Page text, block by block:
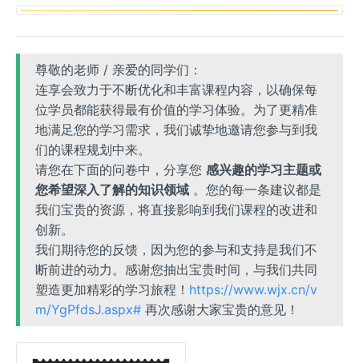
尊敬的老师 / 亲爱的同学们：
连享会致力于不断优化和丰富课程内容，以确保每
位学员都能获得最有价值的学习体验。为了更精准
地满足您的学习需求，我们诚挚地邀请您参与到我
们的课程规划中来。
请您在下面的问卷中，分享您感兴趣的学习主题或
您希望深入了解的知识领域 。您的每一条建议都是
我们宝贵的资源，将直接影响到我们课程的改进和
创新。
我们期待您的反馈，因为您的参与和支持是我们不
断前进的动力。感谢您抽出宝贵时间，与我们共同
塑造更加精彩的学习旅程！ https://www.wjx.cn/v
m/YgPfdsJ.aspx# 再次感谢大家宝贵的意见！